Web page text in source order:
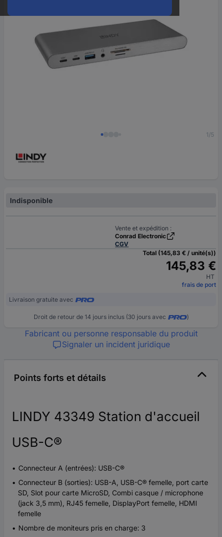
1/5
Indisponible
Vente et expédition :
Conrad Electronic
CGV
Total (145,83 € / unité(s))
145,83 €
HT
frais de port
Livraison gratuite avec
Droit de retour de 14 jours inclus (30 jours avec )
Fabricant ou personne responsable du produit
Signaler un incident juridique
Points forts et détails
LINDY 43349 Station d'accueil
USB-C®
Connecteur A (entrées): USB-C®
Connecteur B (sorties): USB-A, USB-C® femelle, port carte
SD, Slot pour carte MicroSD, Combi casque / microphone
(jack 3,5 mm), RJ45 femelle, DisplayPort femelle, HDMI
femelle
Nombre de moniteurs pris en charge: 3